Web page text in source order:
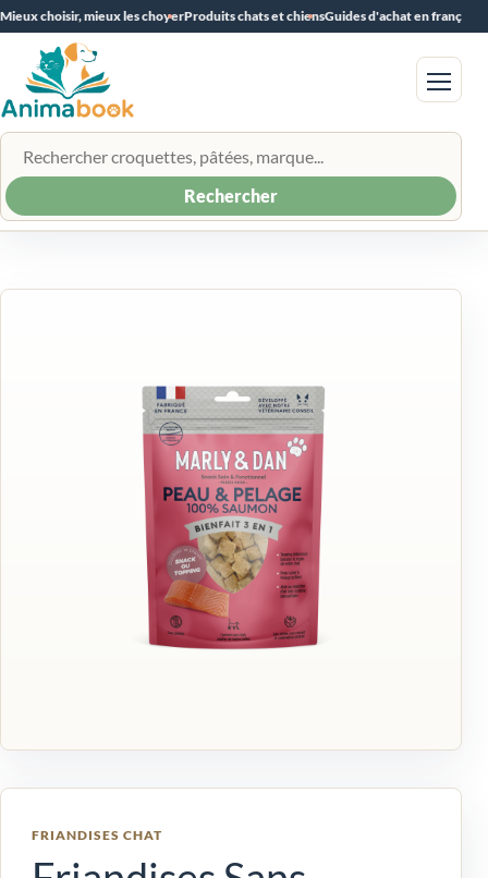
Mieux choisir, mieux les choyerProduits chats et chiensGuides d'achat en français
Rechercher un produit
Rechercher
Menu
FRIANDISES CHAT